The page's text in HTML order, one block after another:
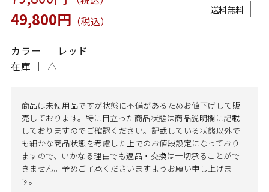
49,800円 （税込）
送料無料
カラー ｜ レッド
在庫 ｜ △
商品は未使用品ですが状態に不備があるためお値下げして販
売しております。特に目立った商品状態は商品説明欄に記載
しておりますのでご確認ください。記載している状態以外で
も細かな商品状態を考慮した上でのお値段設定になっており
ますので、いかなる理由でも返品・交換は一切承ることがで
きません。予めご了承くださいますようお願い申し上げま
す。